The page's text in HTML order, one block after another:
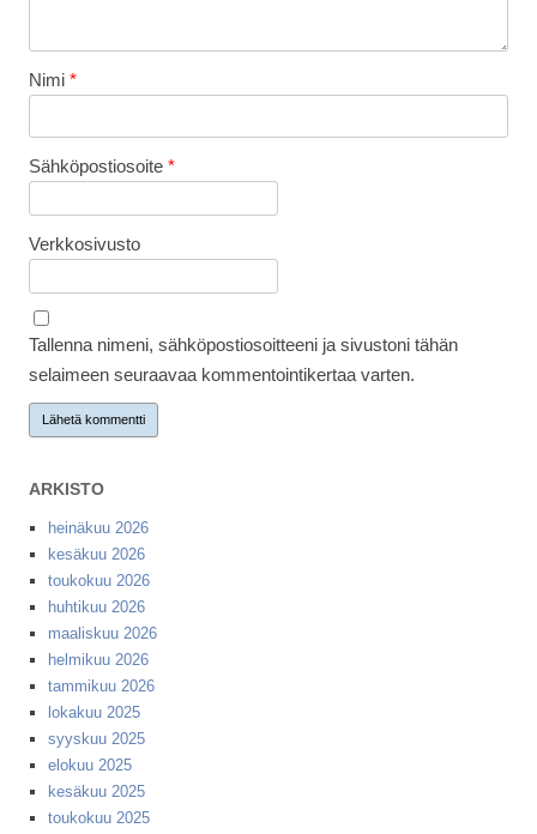
Nimi *
Sähköpostiosoite *
Verkkosivusto
Tallenna nimeni, sähköpostiosoitteeni ja sivustoni tähän
selaimeen seuraavaa kommentointikertaa varten.
ARKISTO
heinäkuu 2026
kesäkuu 2026
toukokuu 2026
huhtikuu 2026
maaliskuu 2026
helmikuu 2026
tammikuu 2026
lokakuu 2025
syyskuu 2025
elokuu 2025
kesäkuu 2025
toukokuu 2025